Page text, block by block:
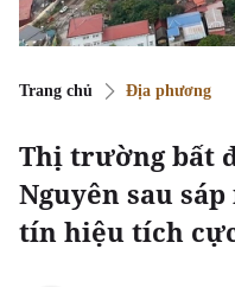
Trang chủ Địa phương
Thị trường bất
Nguyên sau
tín hiệu tích